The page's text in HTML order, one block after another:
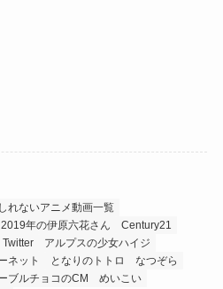
れないアニメ動画一覧
2019年の伊原六花さん
Century21
Twitter
アルプスの少女ハイジ
ネット となりのトトロ
なつぞら
ブルチョコのCM
めいこい